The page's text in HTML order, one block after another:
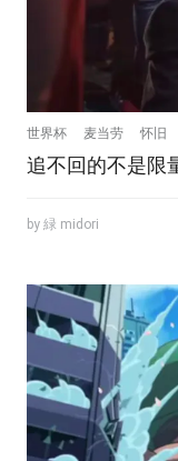
世界杯 麦当劳 怀旧
追不回的不是限
by 緑 midori